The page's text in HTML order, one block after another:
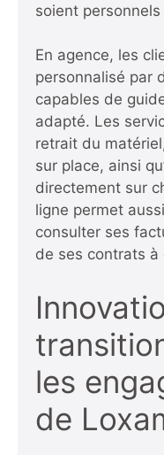
soient
En agence, les
personnalisé par
capables de
adapté. Les
retrait du
sur place, ainsi
directement sur
ligne permet
consulter ses
de ses contrats à
les
de